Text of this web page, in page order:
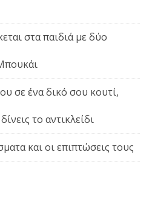
στα παιδιά με δύο
σε ένα δικό σου κουτί,
το αντικλείδι
και οι επιπτώσεις τους